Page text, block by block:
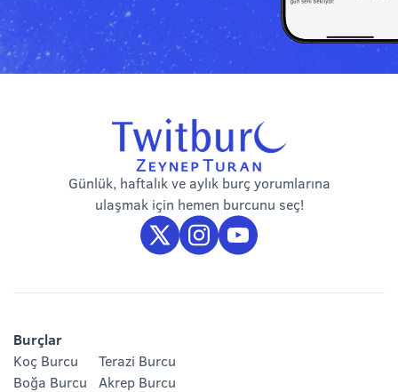
Günlük, haftalık ve aylık burç yorumlarına
ulaşmak için hemen burcunu seç!
Burçlar
Koç Burcu
Boğa Burcu
Terazi Burcu
Akrep Burcu